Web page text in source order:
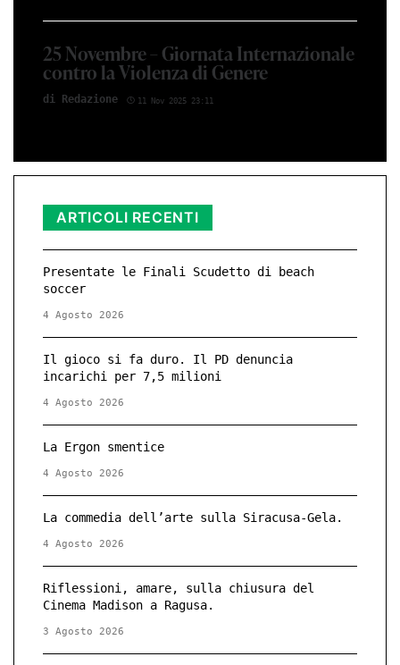
25 Novembre – Giornata Internazionale
contro la Violenza di Genere
di Redazione 11 Nov 2025 23:11
ARTICOLI RECENTI
Presentate le Finali Scudetto di beach
soccer
4 Agosto 2026
Il gioco si fa duro. Il PD denuncia
incarichi per 7,5 milioni
4 Agosto 2026
La Ergon smentice
4 Agosto 2026
La commedia dell’arte sulla Siracusa-Gela.
4 Agosto 2026
Riflessioni, amare, sulla chiusura del
Cinema Madison a Ragusa.
3 Agosto 2026